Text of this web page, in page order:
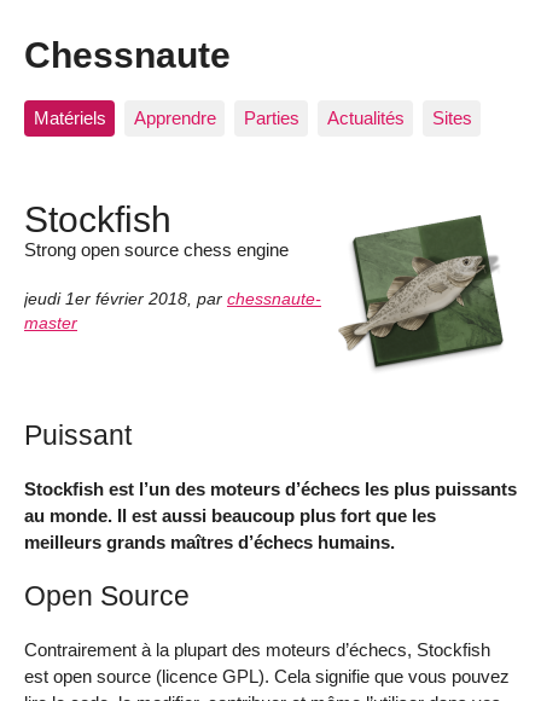
Chessnaute
Matériels Apprendre Parties Actualités Sites
Stockfish
Strong open source chess engine
jeudi 1er février 2018, par chessnaute-
master
Puissant
Stockfish est l’un des moteurs d’échecs les plus puissants
au monde. Il est aussi beaucoup plus fort que les
meilleurs grands maîtres d’échecs humains.
Open Source
Contrairement à la plupart des moteurs d’échecs, Stockfish
est open source (licence GPL). Cela signifie que vous pouvez